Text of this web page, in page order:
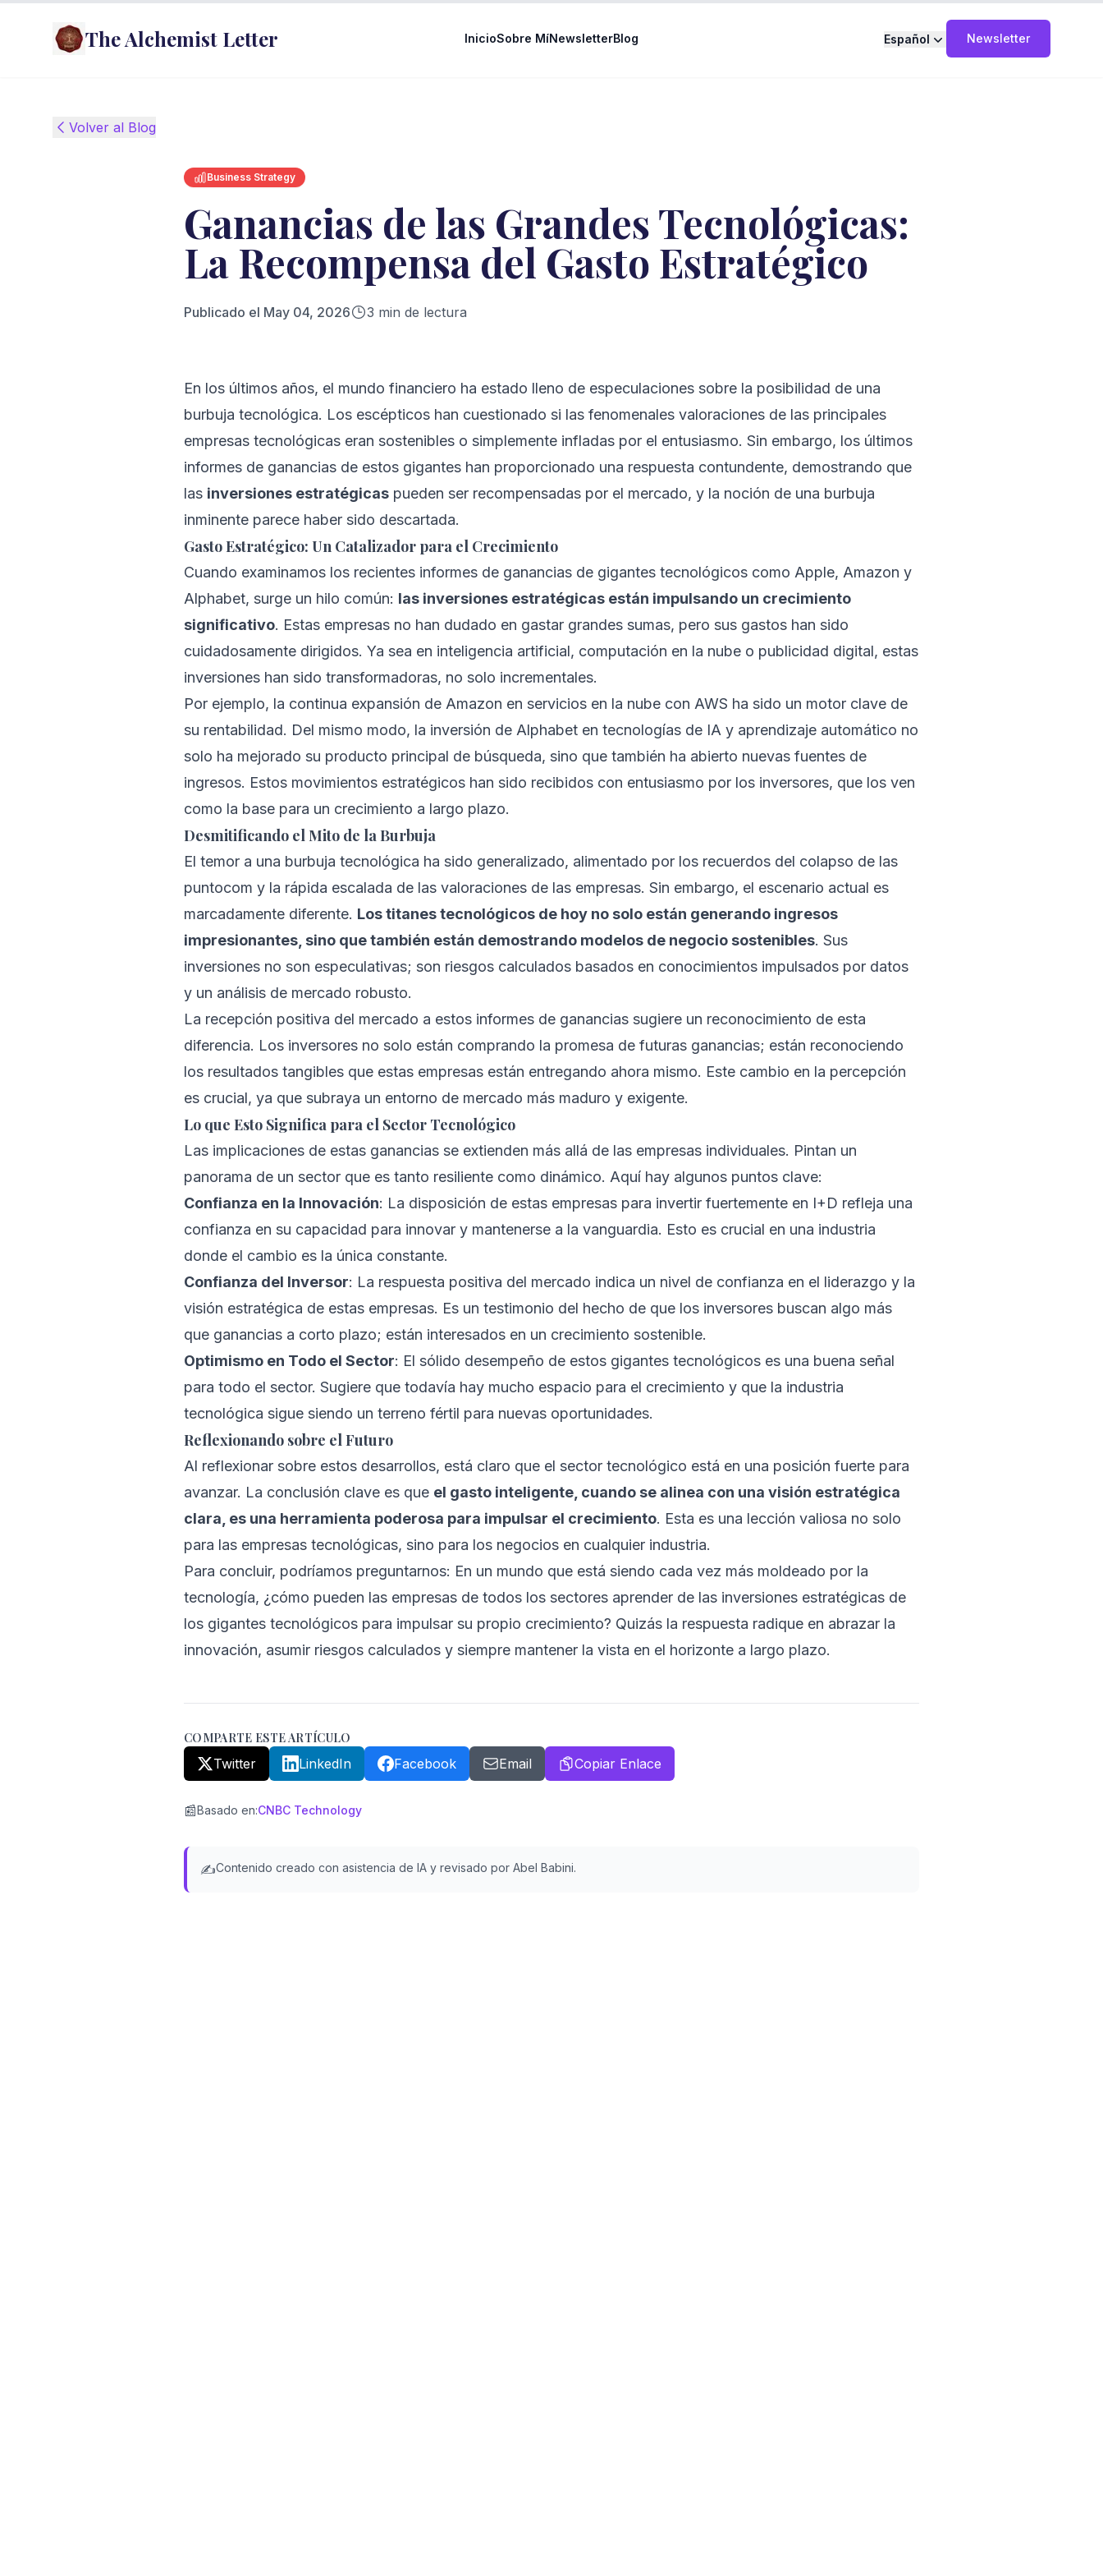
The Alchemist Letter InicioSobre MíNewsletterBlog Español Newsletter
Volver al Blog
Business Strategy
Ganancias de las Grandes Tecnológicas:
La Recompensa del Gasto Estratégico
Publicado el May 04, 2026 3 min de lectura
En los últimos años, el mundo financiero ha estado lleno de especulaciones sobre la posibilidad de una
burbuja tecnológica. Los escépticos han cuestionado si las fenomenales valoraciones de las principales
empresas tecnológicas eran sostenibles o simplemente infladas por el entusiasmo. Sin embargo, los últimos
informes de ganancias de estos gigantes han proporcionado una respuesta contundente, demostrando que
las inversiones estratégicas pueden ser recompensadas por el mercado, y la noción de una burbuja
inminente parece haber sido descartada.
Gasto Estratégico: Un Catalizador para el Crecimiento
Cuando examinamos los recientes informes de ganancias de gigantes tecnológicos como Apple, Amazon y
Alphabet, surge un hilo común: las inversiones estratégicas están impulsando un crecimiento
significativo. Estas empresas no han dudado en gastar grandes sumas, pero sus gastos han sido
cuidadosamente dirigidos. Ya sea en inteligencia artificial, computación en la nube o publicidad digital, estas
inversiones han sido transformadoras, no solo incrementales.
Por ejemplo, la continua expansión de Amazon en servicios en la nube con AWS ha sido un motor clave de
su rentabilidad. Del mismo modo, la inversión de Alphabet en tecnologías de IA y aprendizaje automático no
solo ha mejorado su producto principal de búsqueda, sino que también ha abierto nuevas fuentes de
ingresos. Estos movimientos estratégicos han sido recibidos con entusiasmo por los inversores, que los ven
como la base para un crecimiento a largo plazo.
Desmitificando el Mito de la Burbuja
El temor a una burbuja tecnológica ha sido generalizado, alimentado por los recuerdos del colapso de las
puntocom y la rápida escalada de las valoraciones de las empresas. Sin embargo, el escenario actual es
marcadamente diferente. Los titanes tecnológicos de hoy no solo están generando ingresos
impresionantes, sino que también están demostrando modelos de negocio sostenibles. Sus
inversiones no son especulativas; son riesgos calculados basados en conocimientos impulsados por datos
y un análisis de mercado robusto.
La recepción positiva del mercado a estos informes de ganancias sugiere un reconocimiento de esta
diferencia. Los inversores no solo están comprando la promesa de futuras ganancias; están reconociendo
los resultados tangibles que estas empresas están entregando ahora mismo. Este cambio en la percepción
es crucial, ya que subraya un entorno de mercado más maduro y exigente.
Lo que Esto Significa para el Sector Tecnológico
Las implicaciones de estas ganancias se extienden más allá de las empresas individuales. Pintan un
panorama de un sector que es tanto resiliente como dinámico. Aquí hay algunos puntos clave:
Confianza en la Innovación: La disposición de estas empresas para invertir fuertemente en I+D refleja una
confianza en su capacidad para innovar y mantenerse a la vanguardia. Esto es crucial en una industria
donde el cambio es la única constante.
Confianza del Inversor: La respuesta positiva del mercado indica un nivel de confianza en el liderazgo y la
visión estratégica de estas empresas. Es un testimonio del hecho de que los inversores buscan algo más
que ganancias a corto plazo; están interesados en un crecimiento sostenible.
Optimismo en Todo el Sector: El sólido desempeño de estos gigantes tecnológicos es una buena señal
para todo el sector. Sugiere que todavía hay mucho espacio para el crecimiento y que la industria
tecnológica sigue siendo un terreno fértil para nuevas oportunidades.
Reflexionando sobre el Futuro
Al reflexionar sobre estos desarrollos, está claro que el sector tecnológico está en una posición fuerte para
avanzar. La conclusión clave es que el gasto inteligente, cuando se alinea con una visión estratégica
clara, es una herramienta poderosa para impulsar el crecimiento. Esta es una lección valiosa no solo
para las empresas tecnológicas, sino para los negocios en cualquier industria.
Para concluir, podríamos preguntarnos: En un mundo que está siendo cada vez más moldeado por la
tecnología, ¿cómo pueden las empresas de todos los sectores aprender de las inversiones estratégicas de
los gigantes tecnológicos para impulsar su propio crecimiento? Quizás la respuesta radique en abrazar la
innovación, asumir riesgos calculados y siempre mantener la vista en el horizonte a largo plazo.
COMPARTE ESTE ARTÍCULO
Twitter LinkedIn Facebook Email Copiar Enlace
📰Basado en:CNBC Technology
✍️Contenido creado con asistencia de IA y revisado por Abel Babini.